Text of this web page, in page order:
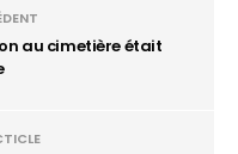
au cimetière était